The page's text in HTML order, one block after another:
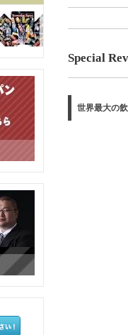
Special
世界最大の